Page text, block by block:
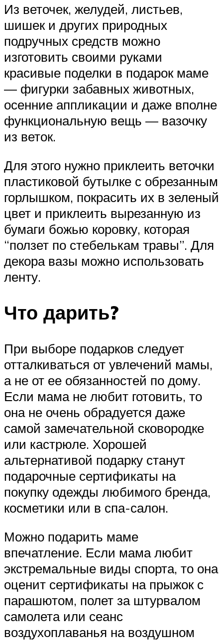
Из веточек, желудей, листьев,
шишек и других природных
подручных средств можно
изготовить своими руками
красивые поделки в подарок маме
— фигурки забавных животных,
осенние аппликации и даже вполне
функциональную вещь — вазочку
из веток.
Для этого нужно приклеить веточки
пластиковой бутылке с обрезанным
горлышком, покрасить их в зеленый
цвет и приклеить вырезанную из
бумаги божью коровку, которая
“ползет по стебелькам травы”. Для
декора вазы можно использовать
ленту.
Что дарить?
При выборе подарков следует
отталкиваться от увлечений мамы,
а не от ее обязанностей по дому.
Если мама не любит готовить, то
она не очень обрадуется даже
самой замечательной сковородке
или кастрюле. Хорошей
альтернативой подарку станут
подарочные сертификаты на
покупку одежды любимого бренда,
косметики или в спа-салон.
Можно подарить маме
впечатление. Если мама любит
экстремальные виды спорта, то она
оценит сертификаты на прыжок с
парашютом, полет за штурвалом
самолета или сеанс
воздухоплаванья на воздушном